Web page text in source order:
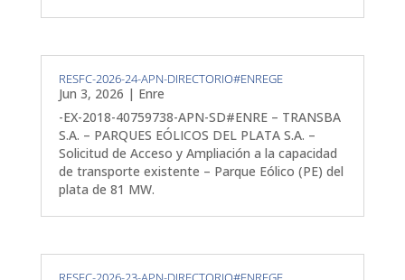
RESFC-2026-24-APN-DIRECTORIO#ENREGE
Jun 3, 2026 | Enre
-EX-2018-40759738-APN-SD#ENRE – TRANSBA
S.A. – PARQUES EÓLICOS DEL PLATA S.A. –
Solicitud de Acceso y Ampliación a la capacidad
de transporte existente – Parque Eólico (PE) del
plata de 81 MW.